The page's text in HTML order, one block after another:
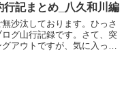
行記まとめ_八久和川編
沙汰しております。ひっさ
ログ山行記録です。さて、突
アウトですが、気に入った